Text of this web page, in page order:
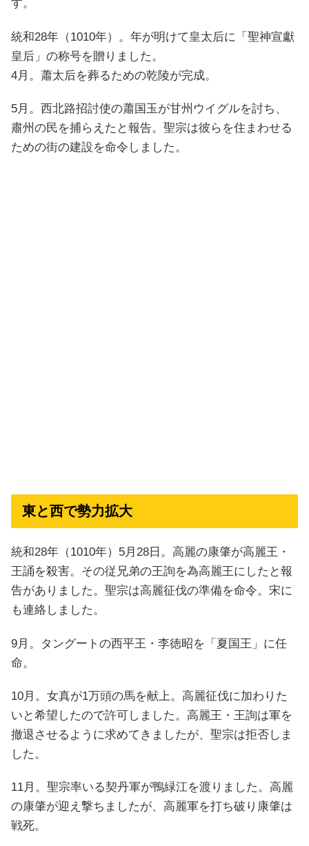
す。
統和28年（1010年）。年が明けて皇太后に「聖神宣獻
皇后」の称号を贈りました。
4月。蕭太后を葬るための乾陵が完成。
5月。西北路招討使の蕭国玉が甘州ウイグルを討ち、
肅州の民を捕らえたと報告。聖宗は彼らを住まわせる
ための街の建設を命令しました。
東と西で勢力拡大
統和28年（1010年）5月28日。高麗の康肇が高麗王・
王誦を殺害。その従兄弟の王詢を為高麗王にしたと報
告がありました。聖宗は高麗征伐の準備を命令。宋に
も連絡しました。
9月。タングートの西平王・李徳昭を「夏国王」に任
命。
10月。女真が1万頭の馬を献上。高麗征伐に加わりた
いと希望したので許可しました。高麗王・王詢は軍を
撤退させるように求めてきましたが、聖宗は拒否しま
した。
11月。聖宗率いる契丹軍が鴨緑江を渡りました。高麗
の康肇が迎え撃ちましたが、高麗軍を打ち破り康肇は
戦死。